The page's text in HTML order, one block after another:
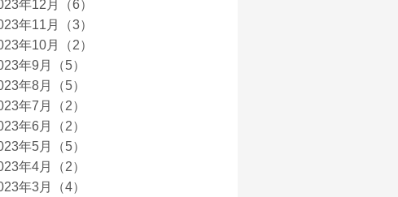
年12月（6）
年11月（3）
年10月（2）
年9月（5）
年8月（5）
年7月（2）
年6月（2）
年5月（5）
年4月（2）
年3月（4）